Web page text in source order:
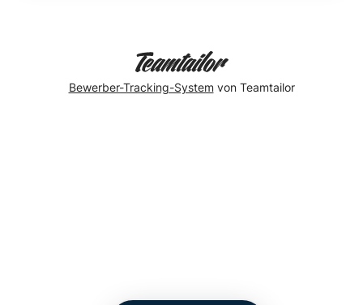
Bewerber-Tracking-System von Teamtailor